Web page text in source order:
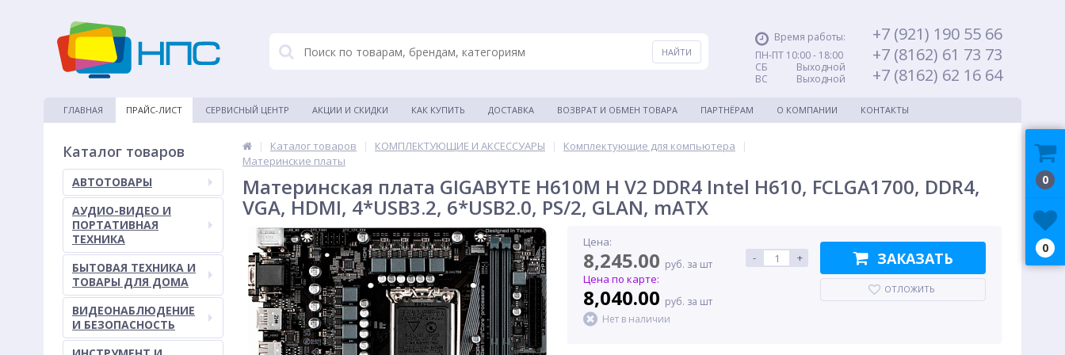
Время работы:
ПН-ПТ 10:00 - 18:00
СБ Выходной
ВС Выходной
+7 (921) 190 55 66
+7 (8162) 61 73 73
+7 (8162) 62 16 64
ГЛАВНАЯ ПРАЙС-ЛИСТ СЕРВИСНЫЙ ЦЕНТР АКЦИИ И СКИДКИ КАК КУПИТЬ ДОСТАВКА ВОЗВРАТ И ОБМЕН ТОВАРА ПАРТНЁРАМ О КОМПАНИИ КОНТАКТЫ
Каталог товаров
АВТОТОВАРЫ
АУДИО-ВИДЕО И
ПОРТАТИВНАЯ
ТЕХНИКА
БЫТОВАЯ ТЕХНИКА И
ТОВАРЫ ДЛЯ ДОМА
ВИДЕОНАБЛЮДЕНИЕ
И БЕЗОПАСНОСТЬ
| Каталог товаров | КОМПЛЕКТУЮЩИЕ И АКСЕССУАРЫ | Комплектующие для компьютера
|
Материнские платы
Материнская плата GIGABYTE H610M H V2 DDR4 Intel H610, FCLGA1700, DDR4,
VGA, HDMI, 4*USB3.2, 6*USB2.0, PS/2, GLAN, mATX
Цена:
8,245.00 руб. за шт
Цена по карте:
8,040.00 руб. за шт
Нет в наличии
- + ЗАКАЗАТЬ
ОТЛОЖИТЬ
0
0